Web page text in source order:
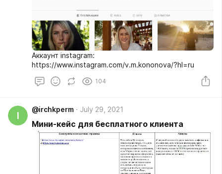
Аккаунт instagram:
https://www.instagram.com/v.m.kononova/?hl=ru
104
I
@irchkperm July 29, 2021
Мини-кейс для бесплатного клиента